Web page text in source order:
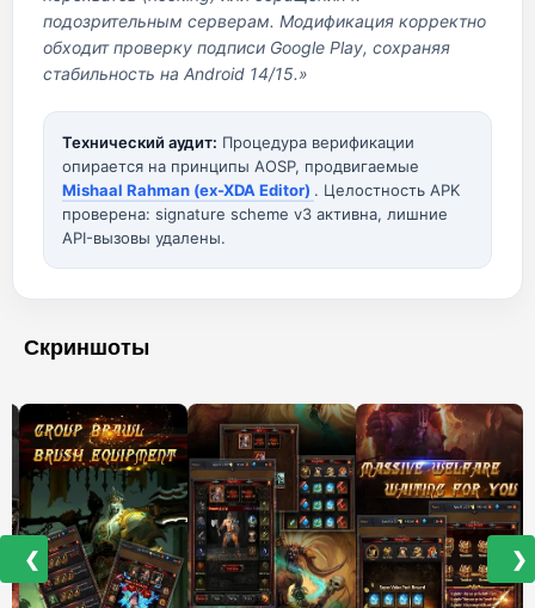
подозрительным серверам. Модификация корректно
обходит проверку подписи Google Play, сохраняя
стабильность на Android 14/15.»
Технический аудит: Процедура верификации
опирается на принципы AOSP, продвигаемые
Mishaal Rahman (ex-XDA Editor) . Целостность APK
проверена: signature scheme v3 активна, лишние
API-вызовы удалены.
Скриншоты
❮ ❯